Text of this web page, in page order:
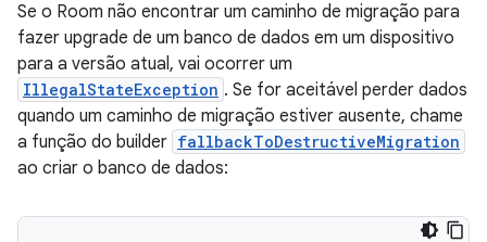
Se o Room não encontrar um caminho de migração para
fazer upgrade de um banco de dados em um dispositivo
para a versão atual, vai ocorrer um
IllegalStateException . Se for aceitável perder dados
quando um caminho de migração estiver ausente, chame
a função do builder fallbackToDestructiveMigration
ao criar o banco de dados: